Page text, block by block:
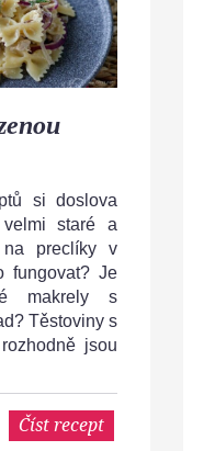
si doslova
staré a
na preclíky v
fungovat? Je
makrely s
Těstoviny s
jsou
Číst recept